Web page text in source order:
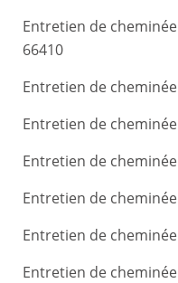
Entretien de
66410
Entretien de
Entretien de
Entretien de
Entretien de
Entretien de
Entretien de